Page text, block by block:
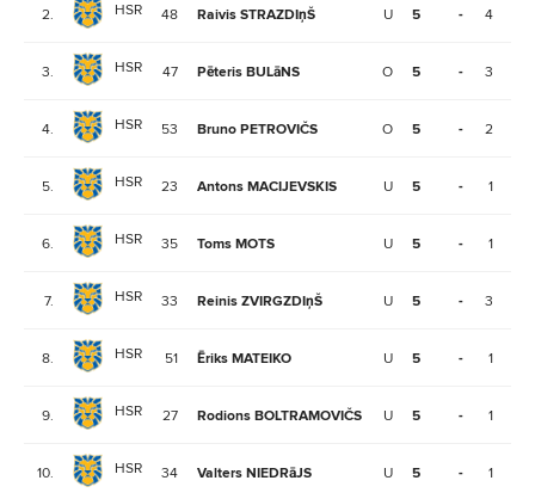
2. HSR 48 Raivis STRAZDIņŠ U 5 - 4
3. HSR 47 Pēteris BULāNS O 5 - 3
4. HSR 53 Bruno PETROVIČS O 5 - 2
5. HSR 23 Antons MACIJEVSKIS U 5 - 1
6. HSR 35 Toms MOTS U 5 - 1
7. HSR 33 Reinis ZVIRGZDIņŠ U 5 - 3
8. HSR 51 Ēriks MATEIKO U 5 - 1
9. HSR 27 Rodions BOLTRAMOVIČS U 5 - 1
10. HSR 34 Valters NIEDRāJS U 5 - 1